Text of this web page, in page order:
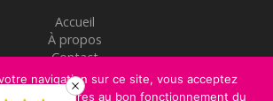
Accueil
À propos
Contact
Mentions légales
CGV
navigation sur ce site, vous acceptez
nécessaires au bon fonctionnement du